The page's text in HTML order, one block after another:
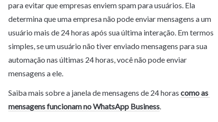
para evitar que empresas enviem spam para usuários. Ela
determina que uma empresa não pode enviar mensagens a um
usuário mais de 24 horas após sua última interação. Em termos
simples, se um usuário não tiver enviado mensagens para sua
automação nas últimas 24 horas, você não pode enviar
mensagens a ele.
Saiba mais sobre a janela de mensagens de 24 horas como as
mensagens funcionam no WhatsApp Business.